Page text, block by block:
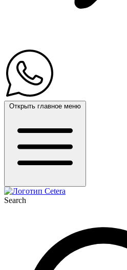
Открыть главное меню
Search